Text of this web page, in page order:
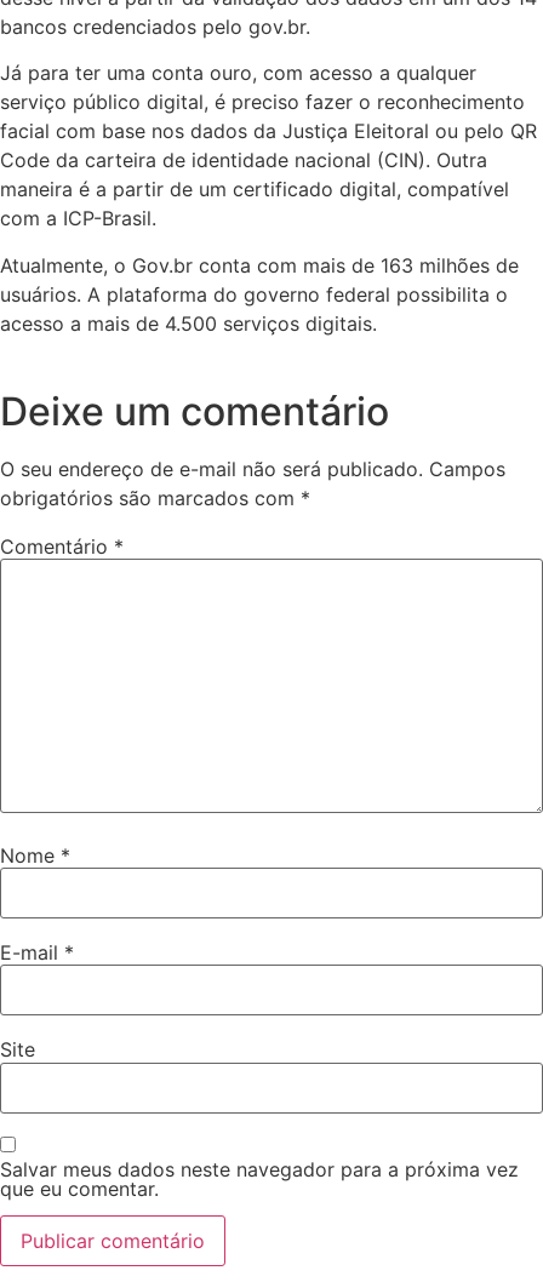
bancos credenciados pelo gov.br.
Já para ter uma conta ouro, com acesso a qualquer
serviço público digital, é preciso fazer o reconhecimento
facial com base nos dados da Justiça Eleitoral ou pelo QR
Code da carteira de identidade nacional (CIN). Outra
maneira é a partir de um certificado digital, compatível
com a ICP-Brasil.
Atualmente, o Gov.br conta com mais de 163 milhões de
usuários. A plataforma do governo federal possibilita o
acesso a mais de 4.500 serviços digitais.
Deixe um comentário
O seu endereço de e-mail não será publicado. Campos
obrigatórios são marcados com *
Comentário *
Nome *
E-mail *
Site
Salvar meus dados neste navegador para a próxima vez
que eu comentar.